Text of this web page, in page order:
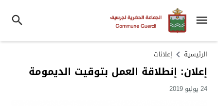
الرئيسية إعلانات
إعلان: إنطلاقة العمل بتوقيت الديمومة
24 يوليو 2019